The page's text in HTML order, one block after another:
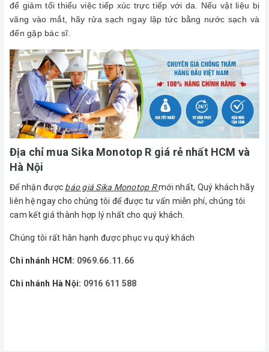
để giảm tối thiểu việc tiếp xúc trực tiếp với da. Nếu vật liệu bị
văng vào mắt, hãy rửa sạch ngay lập tức bằng nước sạch và
đến gặp bác sĩ.
Địa chỉ mua Sika Monotop R giá rẻ nhất HCM và
Hà Nội
Để nhận được báo giá Sika Monotop Rmới nhất, Quý khách hãy
liên hệ ngay cho chúng tôi để được tư vấn miễn phí, chúng tôi
cam kết giá thành hợp lý nhất cho quý khách.
Chúng tôi rất hân hạnh được phục vụ quý khách
Chi nhánh HCM: 0969.66.11.66
Chi nhánh Hà Nội: 0916 611 588